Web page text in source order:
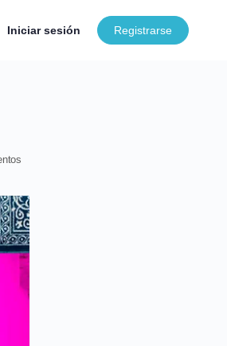
Iniciar sesión Registrarse